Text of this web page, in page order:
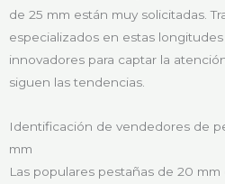
de 25 mm están muy solicitadas.
especializados en estas
innovadores para captar la
siguen las tendencias.
Identificación de vendedores de
mm
Las populares pestañas de 20